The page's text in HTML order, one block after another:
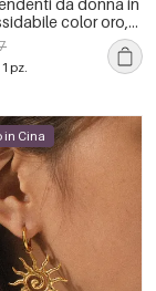
da donna in
color oro,
impermeabili.
pz.
in Cina